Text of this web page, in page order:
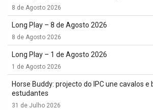
8 de Agosto 2026
Long Play – 8 de Agosto 2026
8 de Agosto 2026
Long Play – 1 de Agosto 2026
1 de Agosto 2026
Horse Buddy: projecto do IPC une cavalos
estudantes
31 de Julho 2026